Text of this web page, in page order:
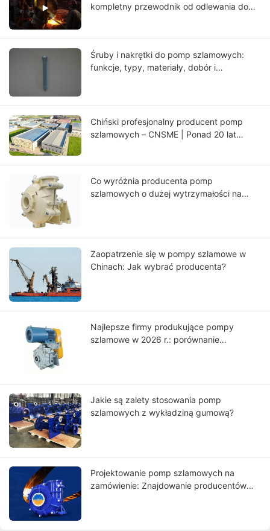
kompletny przewodnik od odlewania do
Śruby i nakrętki do pomp szlamowych:
funkcje, typy, materiały, dobór i
Chiński profesjonalny producent pomp
szlamowych – CNSME | Ponad 20 lat
Co wyróżnia producenta pomp
szlamowych o dużej wytrzymałości na
Zaopatrzenie się w pompy szlamowe w
Chinach: Jak wybrać producenta?
Najlepsze firmy produkujące pompy
szlamowe w 2026 r.: porównanie
Jakie są zalety stosowania pomp
szlamowych z wykładziną gumową?
Projektowanie pomp szlamowych na
zamówienie: Znajdowanie producentów